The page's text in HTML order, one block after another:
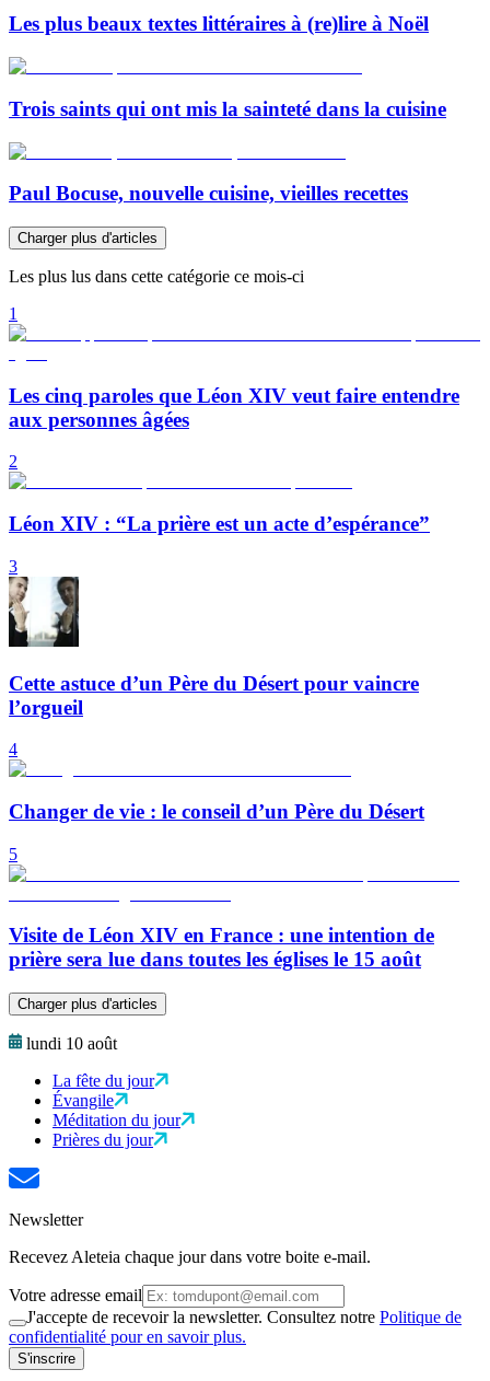
Les plus beaux textes littéraires à (re)lire à Noël
Trois saints qui ont mis la sainteté dans la cuisine
Paul Bocuse, nouvelle cuisine, vieilles recettes
Charger plus d'articles
Les plus lus dans cette catégorie ce mois-ci
1
Les cinq paroles que Léon XIV veut faire entendre
aux personnes âgées
2
Léon XIV : “La prière est un acte d’espérance”
3
Cette astuce d’un Père du Désert pour vaincre
l’orgueil
4
Changer de vie : le conseil d’un Père du Désert
5
Visite de Léon XIV en France : une intention de
prière sera lue dans toutes les églises le 15 août
Charger plus d'articles
lundi 10 août
La fête du jour
Évangile
Méditation du jour
Prières du jour
Newsletter
Recevez Aleteia chaque jour dans votre boite e-mail.
Votre adresse email
J'accepte de recevoir la newsletter. Consultez notre Politique de
confidentialité pour en savoir plus.
S'inscrire